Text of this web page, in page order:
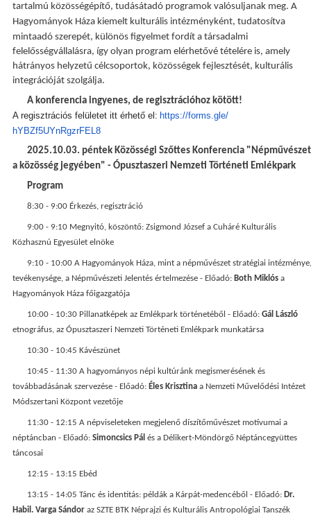
tartalmú közösségépítő, tudásátadó programok valósuljanak meg. A
Hagyományok Háza kiemelt kulturális intézményként, tudatosítva
mintaadó szerepét, különös figyelmet fordít a társadalmi
felelősségvállalásra, így olyan program elérhetővé tételére is, amely
hátrányos helyzetű célcsoportok, közösségek fejlesztését, kulturális
integrációját szolgálja.
A konferencia ingyenes, de regisztrációhoz kötött!
A regisztrációs felületet itt érhető el: https://forms.gle/
hYBZf5UYnRgzrFEL8
2025.10.03. péntek Közösségi Szőttes Konferencia "Népművészet
a közösség jegyében" - Ópusztaszeri Nemzeti Történeti Emlékpark
Program
8:30 - 9:00 Érkezés, regisztráció
9:00 - 9:10 Megnyitó, köszöntő: Zsigmond József a Cuháré Kulturális
Közhasznú Egyesület elnöke
9:10 - 10:00 A Hagyományok Háza, mint a népművészet stratégiai intézménye,
tevékenysége, a Népművészeti Jelentés értelmezése - Előadó: Both Miklós a
Hagyományok Háza főigazgatója
10:00 - 10:30 Pillanatképek az Emlékpark történetéből - Előadó: Gál László
etnográfus, az Ópusztaszeri Nemzeti Történeti Emlékpark munkatársa
10:30 - 10:45 Kávészünet
10:45 - 11:30 A hagyományos népi kultúránk megismerésének és
továbbadásának szervezése - Előadó: Éles Krisztina a Nemzeti Művelődési Intézet
Módszertani Központ vezetője
11:30 - 12:15 A népviseleteken megjelenő díszítőművészet motívumai a
néptáncban - Előadó: Simoncsics Pál és a Délikert-Möndörgő Néptáncegyüttes
táncosai
12:15 - 13:15 Ebéd
13:15 - 14:05 Tánc és identitás: példák a Kárpát-medencéből - Előadó: Dr.
Habil. Varga Sándor az SZTE BTK Néprajzi és Kulturális Antropológiai Tanszék